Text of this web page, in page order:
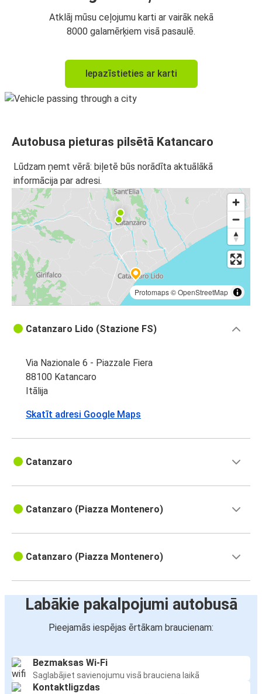
Atklāj mūsu ceļojumu karti ar vairāk nekā
8000 galamērķiem visā pasaulē.
Iepazīstieties ar karti
Autobusa pieturas pilsētā Katancaro
Lūdzam ņemt vērā: biļetē būs norādīta aktuālākā
informācija par adresi.
Protomaps©OpenStreetMap
Catanzaro Lido (Stazione FS)
Via Nazionale 6 - Piazzale Fiera
88100 Katancaro
Itālija
Skatīt adresi Google Maps
Catanzaro
Catanzaro (Piazza Montenero)
Catanzaro (Piazza Montenero)
Labākie pakalpojumi autobusā
Pieejamās iespējas ērtākam braucienam:
Bezmaksas Wi-Fi
Saglabājiet savienojumu visā brauciena laikā
Kontaktligzdas